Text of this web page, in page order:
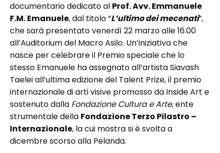
documentario dedicato al Prof. Avv. Emmanuele
F.M. Emanuele, dal titolo “L’ultimo dei mecenati”,
che sarà presentato venerdì 22 marzo alle 16.00
all’Auditorium del Macro Asilo. Un’iniziativa che
nasce per celebrare il Premio speciale che lo
stesso Emanuele ha assegnato all’artista Siavash
Taelei all’ultima edizione del Talent Prize, il premio
internazionale di arti visive promosso da Inside Art e
sostenuto dalla Fondazione Cultura e Arte, ente
strumentale della Fondazione Terzo Pilastro –
Internazionale, la cui mostra si è svolta a
dicembre scorso alla Pelanda.